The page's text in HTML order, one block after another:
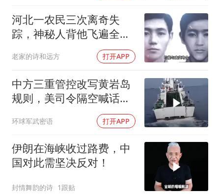
河北一农民三次离奇失
踪，神秘人背他飞遍全中
国，幕后真相是什么
老家的诗和远方 打开APP
中方三重管控改写黄岩岛
规则，美司令隔空喊话露
环球军武密语 打开APP
伊朗在海峡收过路费，中
国对此需坚决反对！
封情舞韵的诗 1跟贴